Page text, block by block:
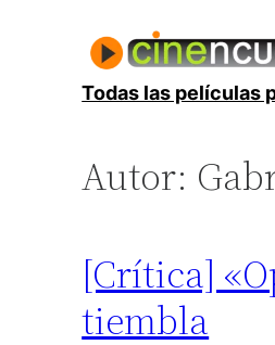
contenidoTodas las películas
Autor:
[Crítica]
tiembla